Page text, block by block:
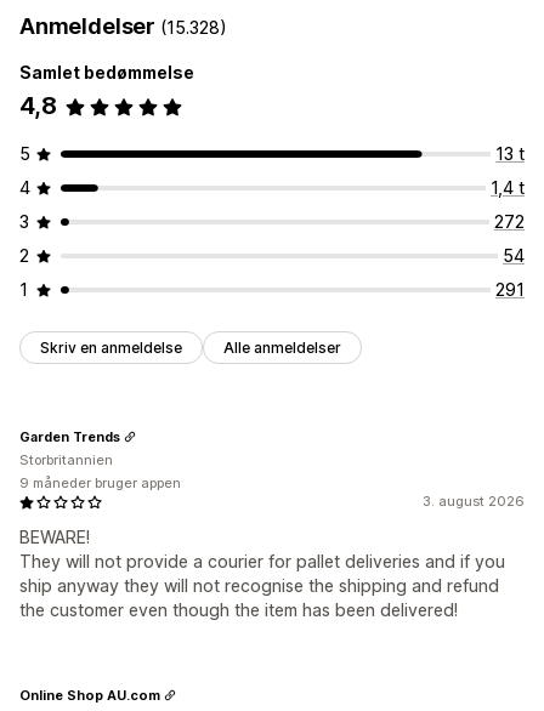
Anmeldelser (15.328)
Samlet bedømmelse
4,8
5
13 t
4
1,4 t
3
272
2
54
1
291
Skriv en anmeldelse Alle anmeldelser
3. august 2026
BEWARE!
They will not provide a courier for pallet deliveries and if you
ship anyway they will not recognise the shipping and refund
the customer even though the item has been delivered!
Garden Trends
Storbritannien
9 måneder bruger appen
Online Shop AU.com